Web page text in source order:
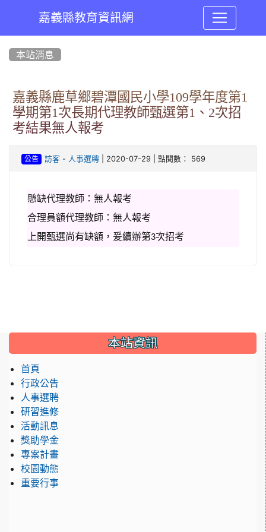
嘉義縣教育資訊網
本站消息
嘉義縣鹿草鄉碧潭國民小學109學年度第1
學期第1次長期代理教師甄選第1、2次招
考結果無人報考
公告 訪客- 人事選聘| 2020-07-29 | 點閱數： 569
懸缺代理教師：無人報考
合理員額代理教師：無人報考
上開甄選尚有缺額，爰續辦第3次招考
::: 本站資訊
首頁
行政公告
人事選聘
研習進修
活動訊息
獎助學金
專案計畫
校園動態
重要行事